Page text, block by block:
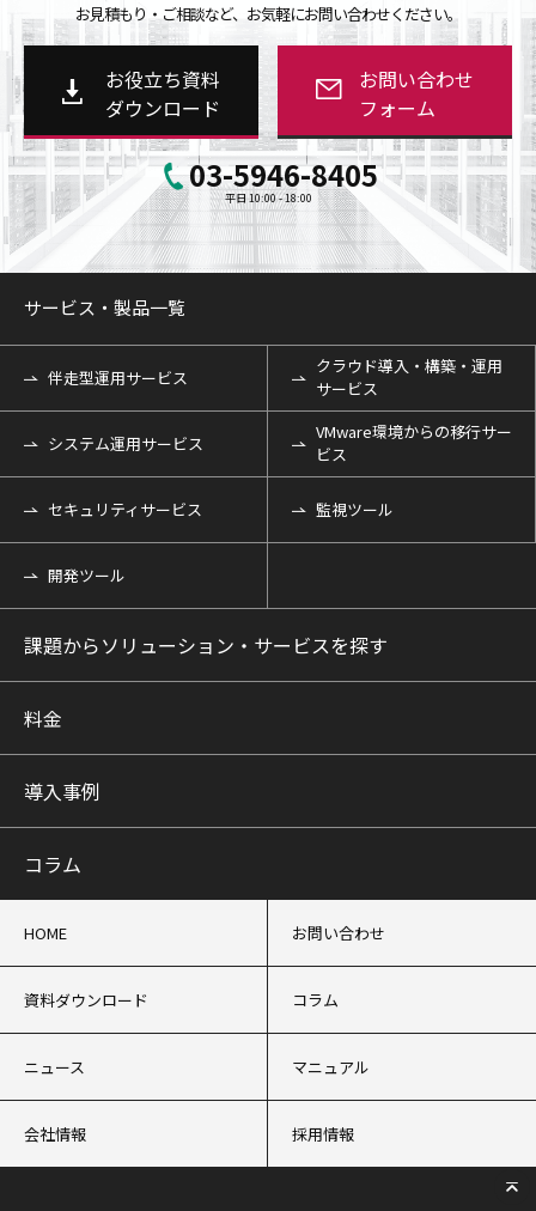
お見積もり・ご相談など、お気軽にお問い合わせください。
お役立ち資料
ダウンロード
お問い合わせ
フォーム
03-5946-8405
平日 10:00 - 18:00
サービス・製品一覧
伴走型運用サービス
クラウド導入・構築・運用
サービス
システム運用サービス
VMware環境からの移行サー
ビス
セキュリティサービス 監視ツール
開発ツール
課題からソリューション・サービスを探す
料金
導入事例
コラム
HOME お問い合わせ
資料ダウンロード コラム
ニュース マニュアル
会社情報 採用情報